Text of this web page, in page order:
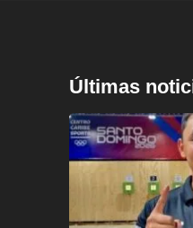
Últimas